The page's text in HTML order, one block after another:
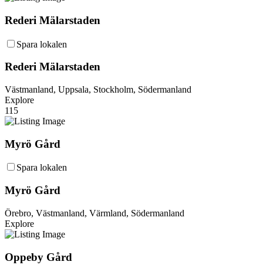
Rederi Mälarstaden
Spara lokalen
Rederi Mälarstaden
Västmanland, Uppsala, Stockholm, Södermanland
Explore
115
Myrö Gård
Spara lokalen
Myrö Gård
Örebro, Västmanland, Värmland, Södermanland
Explore
Oppeby Gård